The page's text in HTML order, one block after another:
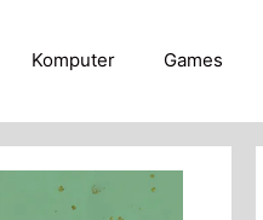
Komputer Games